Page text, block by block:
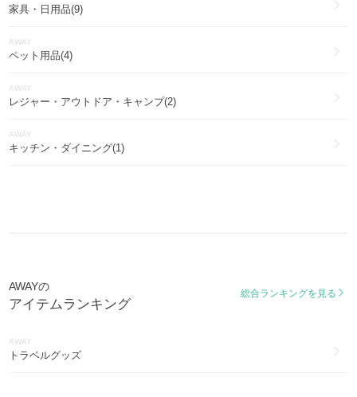
家具・日用品(9)
AWAY
ペット用品(4)
AWAY
レジャー・アウトドア・キャンプ(2)
AWAY
キッチン・ダイニング(1)
AWAYの
アイテムランキング
総合ランキングを見る
AWAY
トラベルグッズ